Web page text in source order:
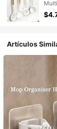
de
Artículos